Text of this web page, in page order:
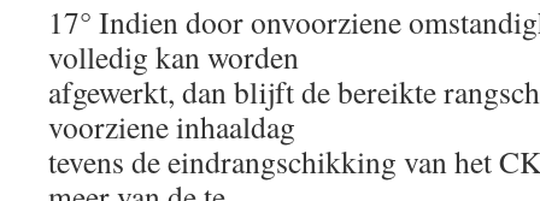
17° Indien door onvoorziene
volledig kan worden
afgewerkt, dan blijft de bereikte
voorziene inhaaldag
tevens de eindrangschikking van het